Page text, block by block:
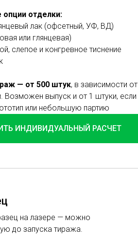
отделки:
лак (офсетный, УФ, ВД)
или глянцевая)
слепое и конгревное тиснение
— от 500 штук, в зависимости от
Возможен выпуск и от 1 штуки, если
или небольшую партию
ИНДИВИДУАЛЬНЫЙ РАСЧЕТ
на лазере — можно
до запуска тиража.